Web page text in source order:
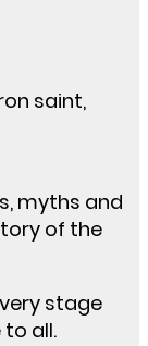
saint,
myths and
of the
stage
all.